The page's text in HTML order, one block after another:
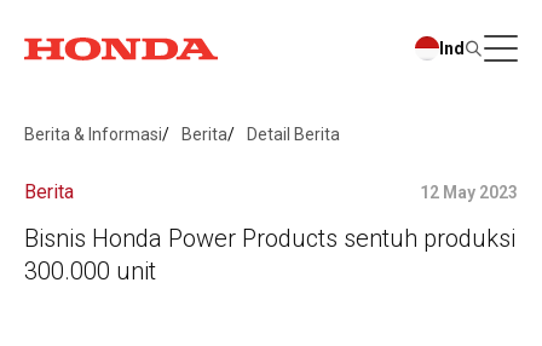
Ind
Berita & Informasi Berita Detail Berita
Berita 12 May 2023
Bisnis Honda Power Products sentuh produksi
300.000 unit